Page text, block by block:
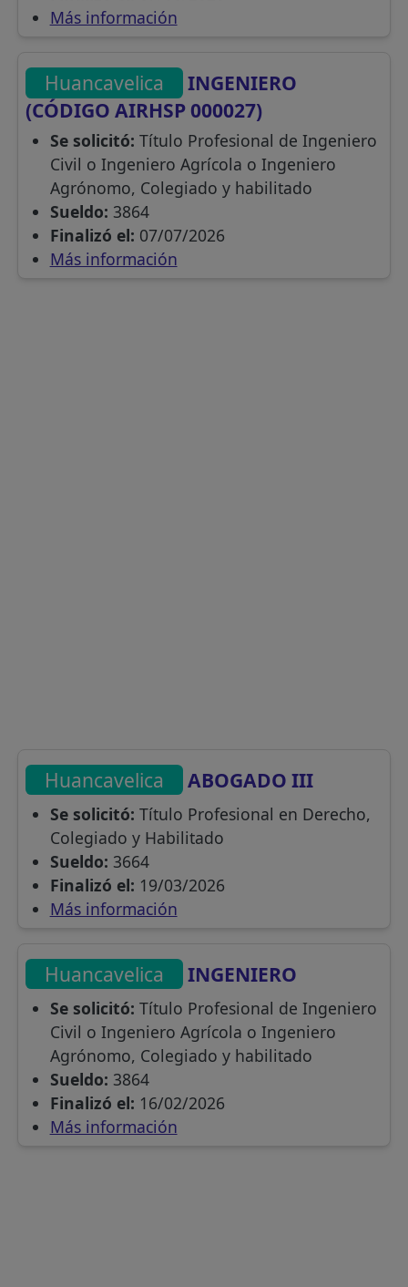
Más información
Huancavelica
INGENIERO
(CÓDIGO AIRHSP 000027)
Se solicitó: Título Profesional de Ingeniero
Civil o Ingeniero Agrícola o Ingeniero
Agrónomo, Colegiado y habilitado
Sueldo: 3864
Finalizó el: 07/07/2026
Más información
Huancavelica ABOGADO III
Se solicitó: Título Profesional en Derecho,
Colegiado y Habilitado
Sueldo: 3664
Finalizó el: 19/03/2026
Más información
Huancavelica INGENIERO
Se solicitó: Título Profesional de Ingeniero
Civil o Ingeniero Agrícola o Ingeniero
Agrónomo, Colegiado y habilitado
Sueldo: 3864
Finalizó el: 16/02/2026
Más información